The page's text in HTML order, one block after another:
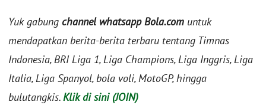
Yuk gabung channel whatsapp Bola.com untuk
mendapatkan berita-berita terbaru tentang Timnas
Indonesia, BRI Liga 1, Liga Champions, Liga Inggris, Liga
Italia, Liga Spanyol, bola voli, MotoGP, hingga
bulutangkis.Klik di sini (JOIN)